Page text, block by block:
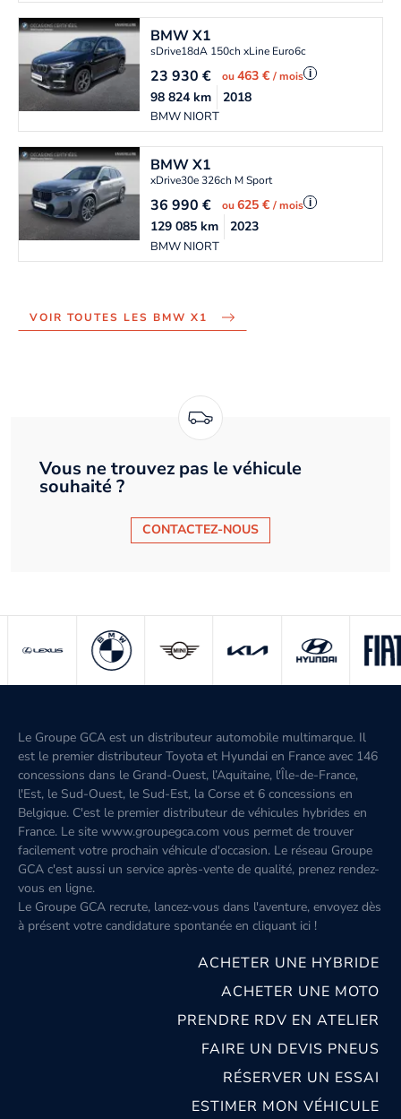
BMWX1
sDrive18dA 150ch xLine Euro6c
23 930€ ou463 €/ mois i
BMW NIORT
98 824km 2018
BMWX1
xDrive30e 326ch M Sport
36 990€ ou625 €/ mois i
BMW NIORT
129 085km 2023
VOIR TOUTES LES BMW X1
Vous ne trouvez pas le véhicule
souhaité ?
CONTACTEZ-NOUS
Le Groupe GCA est un distributeur automobile multimarque. Il
est le premier distributeur Toyota et Hyundai en France avec 146
concessions dans le Grand-Ouest, l’Aquitaine, l'Île-de-France,
l'Est, le Sud-Ouest, le Sud-Est, la Corse et 6 concessions en
Belgique. C'est le premier distributeur de véhicules hybrides en
France. Le site www.groupegca.com vous permet de trouver
facilement votre prochain véhicule d'occasion. Le réseau Groupe
GCA c'est aussi un service après-vente de qualité, prenez rendez-
vous en ligne.
Le Groupe GCA recrute, lancez-vous dans l'aventure, envoyez dès
à présent votre candidature spontanée en cliquant ici !
ACHETER UNE HYBRIDE
ACHETER UNE MOTO
PRENDRE RDV EN ATELIER
FAIRE UN DEVIS PNEUS
RÉSERVER UN ESSAI
ESTIMER MON VÉHICULE